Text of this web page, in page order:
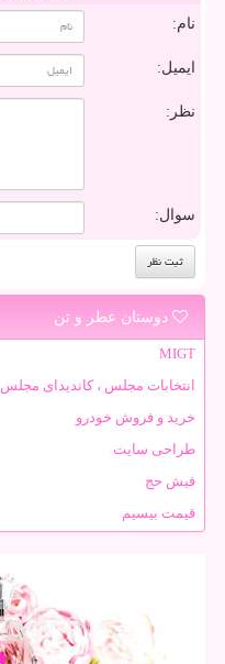
نام:
ایمیل:
نظر:
سوال:
دوستان عطر و تن
MIGT
انتخابات مجلس ، کاندیدای مجلس
خرید و فروش خودرو
طراحی سایت
فیش حج
قیمت بیسیم